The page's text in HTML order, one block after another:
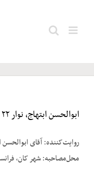
طالقانی؛
ابوالحسن ابتهاج، نوار ۲۲
محل‌مصاحبه: شهر کان،